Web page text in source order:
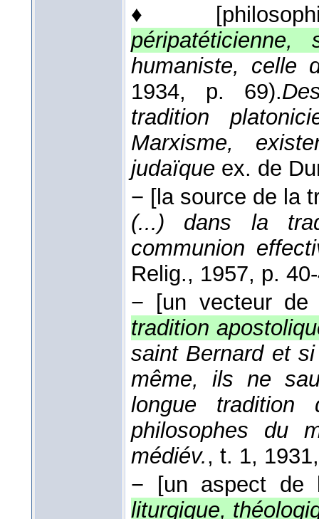
♦
péripatéticienne,
humaniste, celle
1934, p. 69).
tradition
Marxisme,
judaïque ex. de
− [la source de la
(...) dans la
communion
Relig., 1957, p.
−
[un vecteur de
tradition
saint Bernard et
même, ils ne
longue
philosophes du
médiév., t. 1, 1931
−
[un aspect de
liturgique,